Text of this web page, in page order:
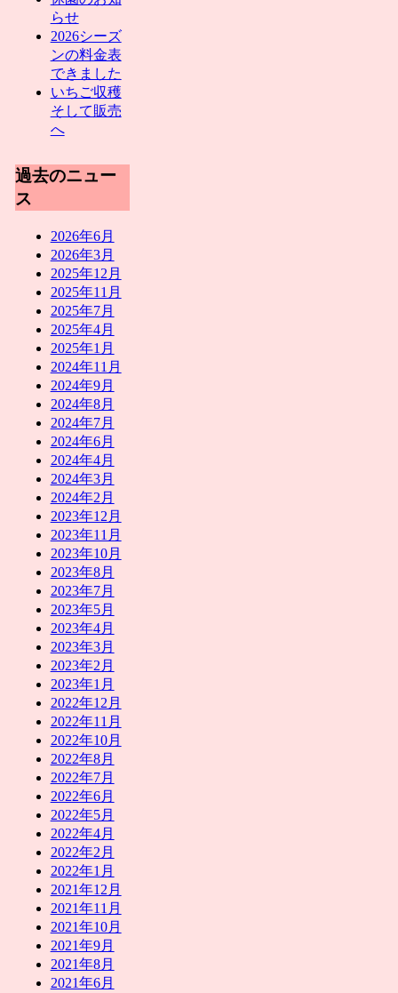
らせ
2026シーズ
ンの料金表
できました
いちご収穫
そして販売
へ
過去のニュー
ス
2026年6月
2026年3月
2025年12月
2025年11月
2025年7月
2025年4月
2025年1月
2024年11月
2024年9月
2024年8月
2024年7月
2024年6月
2024年4月
2024年3月
2024年2月
2023年12月
2023年11月
2023年10月
2023年8月
2023年7月
2023年5月
2023年4月
2023年3月
2023年2月
2023年1月
2022年12月
2022年11月
2022年10月
2022年8月
2022年7月
2022年6月
2022年5月
2022年4月
2022年2月
2022年1月
2021年12月
2021年11月
2021年10月
2021年9月
2021年8月
2021年6月